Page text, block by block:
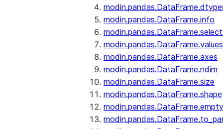
modin.pandas.DataFrame.info
modin.pandas.DataFrame.values
modin.pandas.DataFrame.axes
modin.pandas.DataFrame.ndim
modin.pandas.DataFrame.size
modin.pandas.DataFrame.shape
modin.pandas.DataFrame.empty